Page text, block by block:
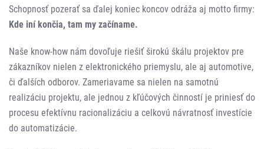
Schopnosť pozerať sa ďalej koniec koncov odráža aj motto firmy:
Kde iní končia, tam my začíname.
Naše know-how nám dovoľuje riešiť širokú škálu projektov pre
zákazníkov nielen z elektronického priemyslu, ale aj automotive,
či ďalších odborov. Zameriavame sa nielen na samotnú
realizáciu projektu, ale jednou z kľúčových činností je priniesť do
procesu efektívnu racionalizáciu a celkovú návratnosť investície
do automatizácie.